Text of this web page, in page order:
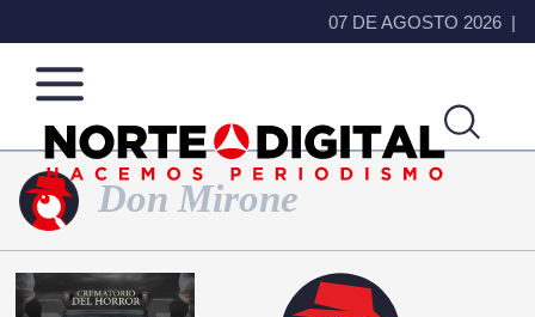
07 DE AGOSTO 2026
Norte
de
Ciudad
Juárez
Más
que
noticias,
hacemos periodismo
Don Mirone